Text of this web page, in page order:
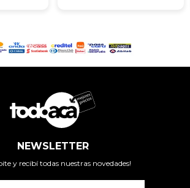
NEWSLETTER
y recibí todas nuestras novedades!